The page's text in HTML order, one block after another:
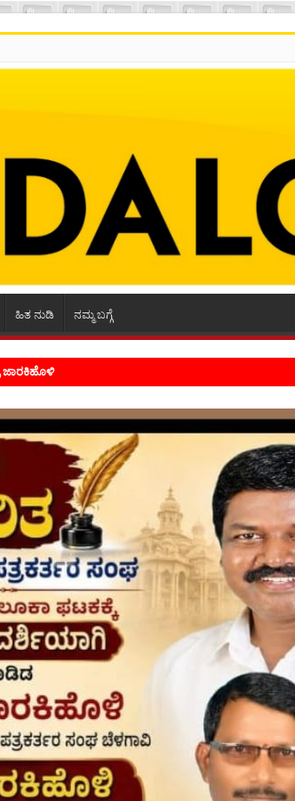
ಹಿತ ನುಡಿ ನಮ್ಮ ಬಗ್ಗೆ
ಸಾಹಿತಿ ಸಿದ್ರಾಮ್ ದ್ಯಾಗಾನಟ್ಟಿ